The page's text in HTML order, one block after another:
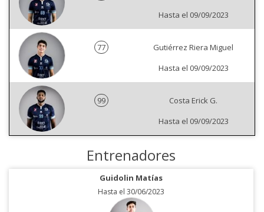
Hasta el 09/09/2023
77
Gutiérrez Riera Miguel
Hasta el 09/09/2023
99
Costa Erick G.
Hasta el 09/09/2023
Entrenadores
Guidolin Matías
Hasta el 30/06/2023